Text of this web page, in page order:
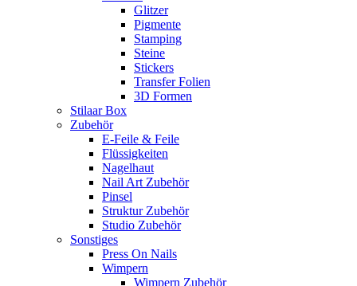
Glitzer
Pigmente
Stamping
Steine
Stickers
Transfer Folien
3D Formen
Stilaar Box
Zubehör
E-Feile & Feile
Flüssigkeiten
Nagelhaut
Nail Art Zubehör
Pinsel
Struktur Zubehör
Studio Zubehör
Sonstiges
Press On Nails
Wimpern
Wimpern Zubehör